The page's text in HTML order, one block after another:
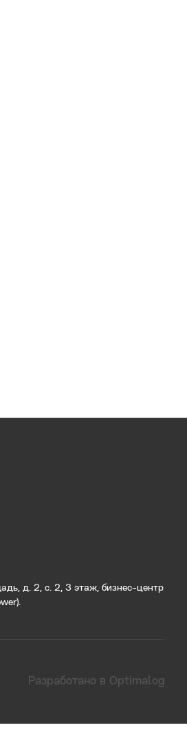
д. 2, с. 2, 3 этаж, бизнес-центр
Разработано в Optimalog